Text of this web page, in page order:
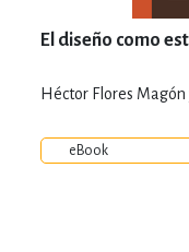
El diseño como
Héctor Flores
eBook